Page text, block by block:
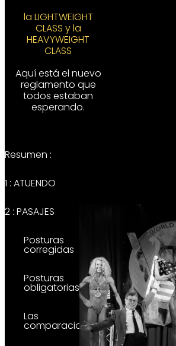
la LIGHTWEIGHT
CLASS y la
HEAVYWEIGHT
CLASS
Aquí está el nuevo
reglamento que
todos estaban
esperando.
Resumen :
1 : ATUENDO
2 : PASAJES
Posturas
corregidas
Posturas
obligatorias
Las
comparaciones